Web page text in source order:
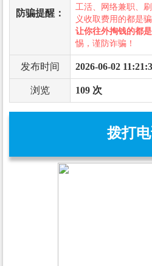
防骗提醒：
工活、网络兼职、
义收取费用的都是骗
让你往外掏钱的都
惕，谨防诈骗！
发布时间 2026-06-02
浏览 109 次
拨打